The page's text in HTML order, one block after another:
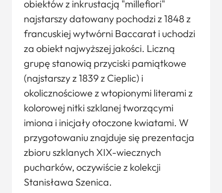
obiektów z inkrustacją "millefiori"
najstarszy datowany pochodzi z 1848 z
francuskiej wytwórni Baccarat i uchodzi
za obiekt najwyższej jakości. Liczną
grupę stanowią przyciski pamiątkowe
(najstarszy z 1839 z Cieplic) i
okolicznościowe z wtopionymi literami z
kolorowej nitki szklanej tworzącymi
imiona i inicjały otoczone kwiatami. W
przygotowaniu znajduje się prezentacja
zbioru szklanych XIX-wiecznych
pucharków, oczywiście z kolekcji
Stanisława Szenica.